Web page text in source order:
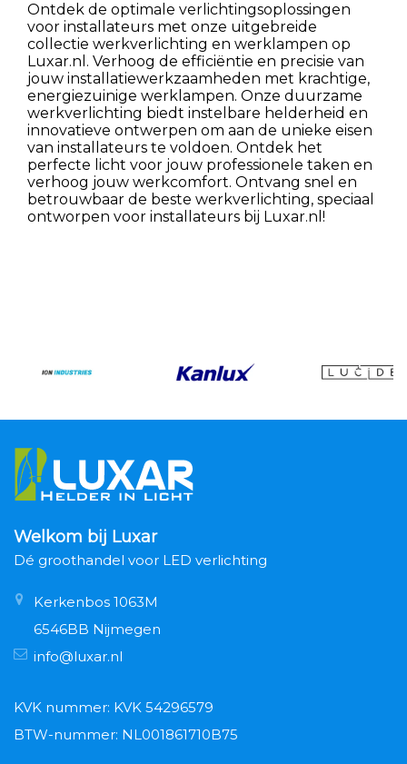
Ontdek de optimale verlichtingsoplossingen
voor installateurs met onze uitgebreide
collectie werkverlichting en werklampen op
Luxar.nl. Verhoog de efficiëntie en precisie van
jouw installatiewerkzaamheden met krachtige,
energiezuinige werklampen. Onze duurzame
werkverlichting biedt instelbare helderheid en
innovatieve ontwerpen om aan de unieke eisen
van installateurs te voldoen. Ontdek het
perfecte licht voor jouw professionele taken en
verhoog jouw werkcomfort. Ontvang snel en
betrouwbaar de beste werkverlichting, speciaal
ontworpen voor installateurs bij Luxar.nl!
Welkom bij Luxar
Dé groothandel voor LED verlichting
Kerkenbos 1063M
6546BB Nijmegen
info@luxar.nl
KVK nummer: KVK 54296579
BTW-nummer: NL001861710B75